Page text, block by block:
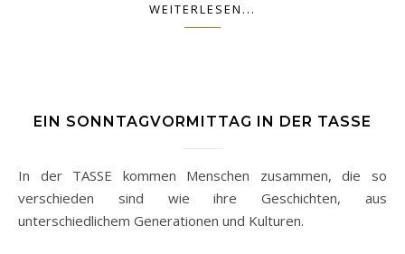
WEITERLESEN...
EIN SONNTAGVORMITTAG IN DER TASSE
In der TASSE kommen Menschen zusammen, die so
verschieden sind wie ihre Geschichten, aus
unterschiedlichem Generationen und Kulturen.